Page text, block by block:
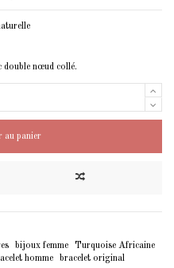
double nœud collé.
au panier
bijoux femme
Turquoise Africaine
homme bracelet original